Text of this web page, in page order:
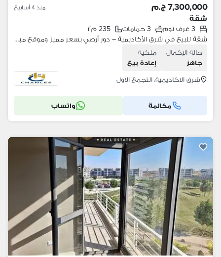
7,300,000 ج.م منذ 4 أسابيع
شقة
3 غرف نوم 3 حمامات
235 م٢
شقة للبيع في شرق الأكاديمية – دور أرضي بسعر مميز وموقع مباشر أمام أكاديمية الشرطة
حالة الإكمال
جاهز
ملكية
إعادة بيع
شرق الاكاديمية، التجمع الاول
مكالمة واتساب